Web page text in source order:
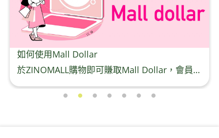
如何使用Mall Dollar
於ZINOMALL購物即可賺取Mall Dollar，會員每次購物折實後每滿HK$100，即可賺取$5 Mall Dollar回贈。Mall Dollar 將會於訂單派送成功後7-14個工作天內自動加至客人户口。下次購物時，每 $1 Mall Dollar 即可當 HK$1 使用。 Step 1 請輸入電郵及密碼後按【登入】或直接連結Facebook 登入 Step 2 挑選合適貨品後，輸入購買數量，然後按【加入購物車】 Step 3 按一下右上角的購物車圖案 ,